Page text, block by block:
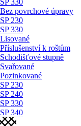
SP 330
Bez povrchové úpravy
SP 230
SP 330
Lisované
Příslušenství k roštům
Schodišťové stupně
Svařované
Pozinkované
SP 230
SP 240
SP 330
SP 340